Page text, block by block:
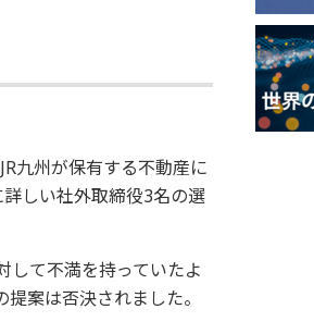
九州が保有する不動産に
しい社外取締役3名の選
して不満を持っていたよ
案は否決されました。